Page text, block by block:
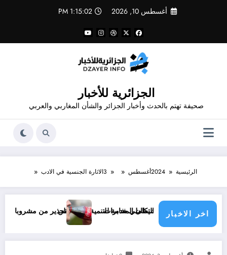
أغسطس 10, 2026 1:15:03 PM
الجزائرية للأخبار
صحيفة تهتم بالحدث وأخبار الجزائر والشأن المغاربي والعربي
الرئيسية 2024أغسطس 3الاثارة الجنسية في الادب
اخر الاخبار
العمل التكاملي خدمة للتنمية و المواطن
من هو شيطان المخابرات تحذير من مشروبات غازية .. اسرار